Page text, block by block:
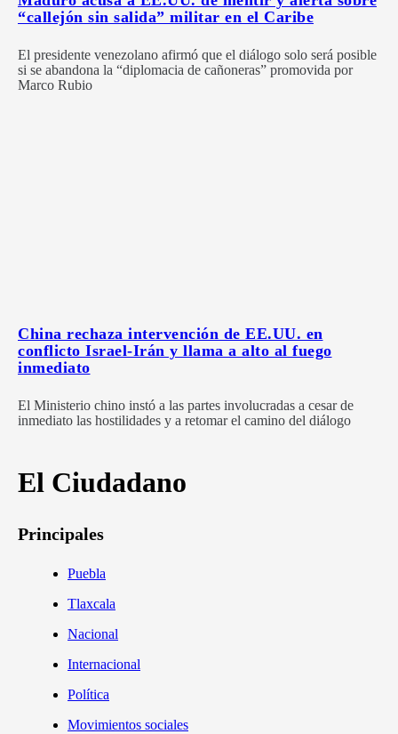
“callejón sin salida” militar en el Caribe
El presidente venezolano afirmó que el diálogo solo será posible
si se abandona la “diplomacia de cañoneras” promovida por
Marco Rubio
China rechaza intervención de EE.UU. en
conflicto Israel-Irán y llama a alto al fuego
inmediato
El Ministerio chino instó a las partes involucradas a cesar de
inmediato las hostilidades y a retomar el camino del diálogo
El Ciudadano
Principales
Puebla
Tlaxcala
Nacional
Internacional
Política
Movimientos sociales